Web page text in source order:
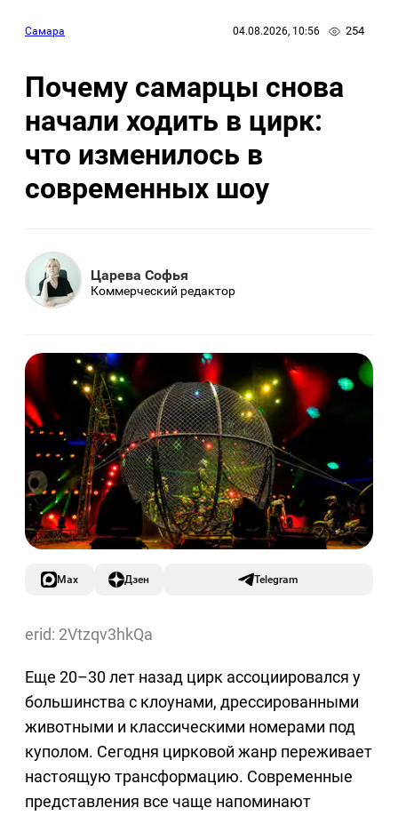
Самара 04.08.2026, 10:56 254
Почему самарцы снова
начали ходить в цирк:
что изменилось в
современных шоу
Царева Софья
Коммерческий редактор
Max Дзен Telegram
erid: 2Vtzqv3hkQa
Еще 20–30 лет назад цирк ассоциировался у
большинства с клоунами, дрессированными
животными и классическими номерами под
куполом. Сегодня цирковой жанр переживает
настоящую трансформацию. Современные
представления все чаще напоминают